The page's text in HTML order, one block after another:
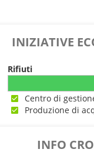
INIZIATIVE
Rifiuti
Centro di
Produzione di
INFO